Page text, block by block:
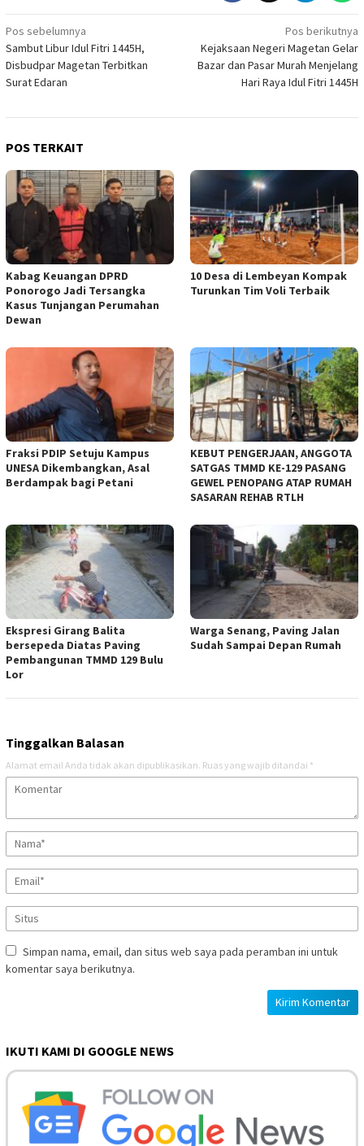
Navigasi
pos
Pos sebelumnya
Sambut Libur Idul Fitri 1445H,
Disbudpar Magetan Terbitkan
Surat Edaran
Pos berikutnya
Kejaksaan Negeri Magetan Gelar
Bazar dan Pasar Murah Menjelang
Hari Raya Idul Fitri 1445H
POS TERKAIT
Kabag Keuangan DPRD
Ponorogo Jadi Tersangka
Kasus Tunjangan Perumahan
Dewan
10 Desa di Lembeyan Kompak
Turunkan Tim Voli Terbaik
Fraksi PDIP Setuju Kampus
UNESA Dikembangkan, Asal
Berdampak bagi Petani
KEBUT PENGERJAAN, ANGGOTA
SATGAS TMMD KE-129 PASANG
GEWEL PENOPANG ATAP RUMAH
SASARAN REHAB RTLH
Ekspresi Girang Balita
bersepeda Diatas Paving
Pembangunan TMMD 129 Bulu
Lor
Warga Senang, Paving Jalan
Sudah Sampai Depan Rumah
Tinggalkan Balasan
Alamat email Anda tidak akan dipublikasikan. Ruas yang wajib ditandai *
Simpan nama, email, dan situs web saya pada peramban ini untuk
komentar saya berikutnya.
IKUTI KAMI DI GOOGLE NEWS